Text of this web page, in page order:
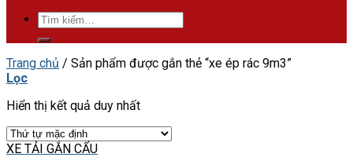
Tìm
kiếm:
Trang chủ / Sản phẩm được gắn thẻ “xe ép rác 9m3”
Lọc
Hiển thị kết quả duy nhất
XE TẢI GẮN CẨU